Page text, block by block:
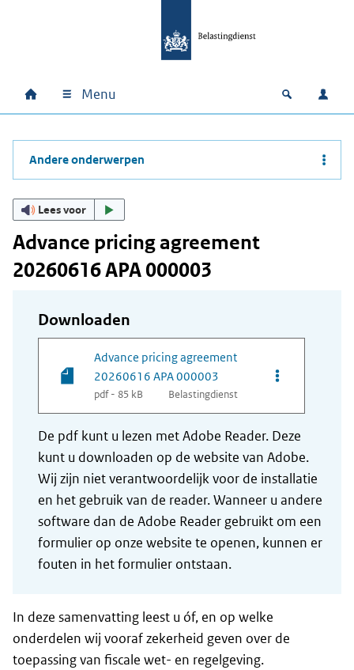
Hoofdnavigatie
Home Menu Open
Andere onderwerpen
Lees voor
Advance pricing agreement
20260616 APA 000003
Downloaden
Advance pricing agreement
20260616 APA 000003
pdf - 85 kB Belastingdienst
Opties van
De pdf kunt u lezen met Adobe Reader. Deze
kunt u downloaden op de website van Adobe.
Wij zijn niet verantwoordelijk voor de installatie
en het gebruik van de reader. Wanneer u andere
software dan de Adobe Reader gebruikt om een
formulier op onze website te openen, kunnen er
fouten in het formulier ontstaan.
In deze samenvatting leest u óf, en op welke
onderdelen wij vooraf zekerheid geven over de
toepassing van fiscale wet- en regelgeving.